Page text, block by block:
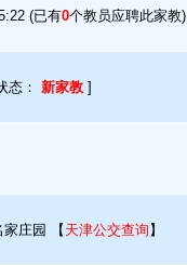
(已有0个教员应聘此家教)
态： 新家教 ]
庄园 【天津公交查询 】